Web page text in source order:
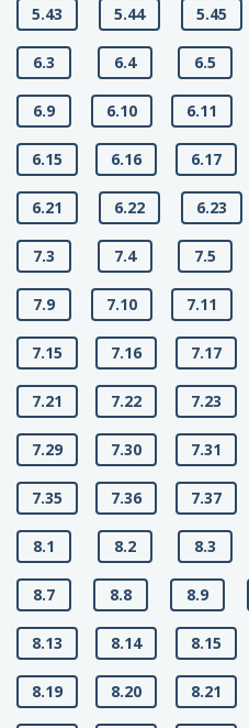
5.43 5.44 5.45
6.3 6.4 6.5
6.9 6.10 6.11
6.15 6.16 6.17
6.21 6.22 6.23
7.3 7.4 7.5
7.9 7.10 7.11
7.15 7.16 7.17
7.21 7.22 7.23
7.29 7.30 7.31
7.35 7.36 7.37
8.1 8.2 8.3
8.7 8.8 8.9
8.13 8.14 8.15
8.19 8.20 8.21